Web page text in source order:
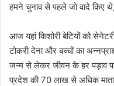
हमने चुनाव से पहले जो वादे किए
आज यहां किशोरी बेटियों को
टोकरी देना और बच्चों का
जन्म से लेकर जीवन के हर पड़ाव
प्रदेश की 70 लाख से अधिक